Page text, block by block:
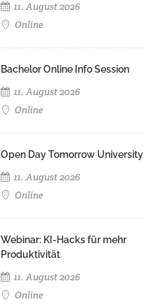
11. August 2026
Online
Bachelor Online Info Session
11. August 2026
Online
Open Day Tomorrow University
11. August 2026
Online
Webinar: KI-Hacks für mehr
Produktivität
11. August 2026
Online